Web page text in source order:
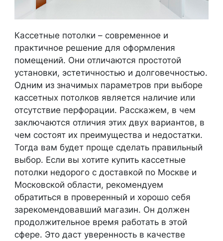
Кассетные потолки – современное и
практичное решение для оформления
помещений. Они отличаются простотой
установки, эстетичностью и долговечностью.
Одним из значимых параметров при выборе
кассетных потолков является наличие или
отсутствие перфорации. Расскажем, в чем
заключаются отличия этих двух вариантов, в
чем состоят их преимущества и недостатки.
Тогда вам будет проще сделать правильный
выбор. Если вы хотите купить кассетные
потолки недорого с доставкой по Москве и
Московской области, рекомендуем
обратиться в проверенный и хорошо себя
зарекомендовавший магазин. Он должен
продолжительное время работать в этой
сфере. Это даст уверенность в качестве